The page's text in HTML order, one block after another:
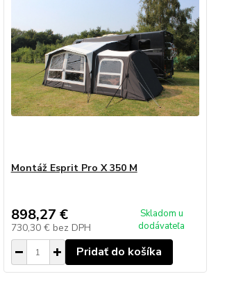
Montáž Esprit Pro X 350 M
898,27 €
730,30 € bez DPH
Skladom u
dodávateľa
Pridať do košíka